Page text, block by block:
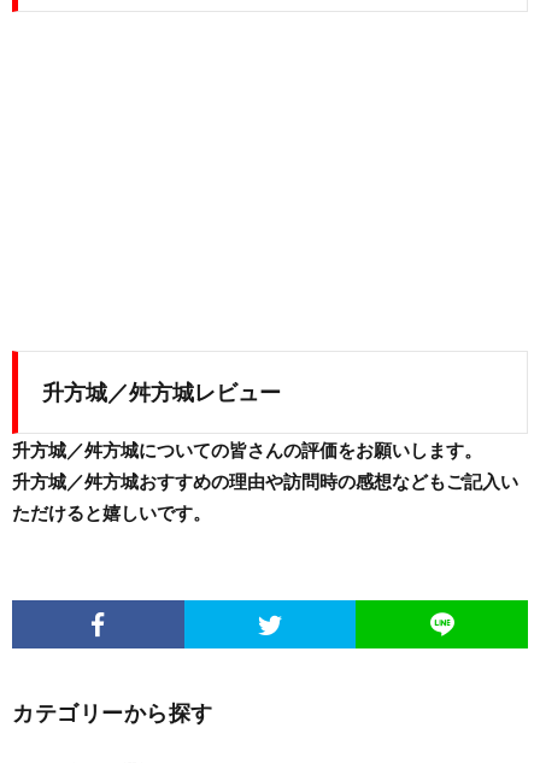
升方城／舛方城レビュー
升方城／舛方城についての皆さんの評価をお願いします。
升方城／舛方城おすすめの理由や訪問時の感想などもご記入い
ただけると嬉しいです。
カテゴリーから探す